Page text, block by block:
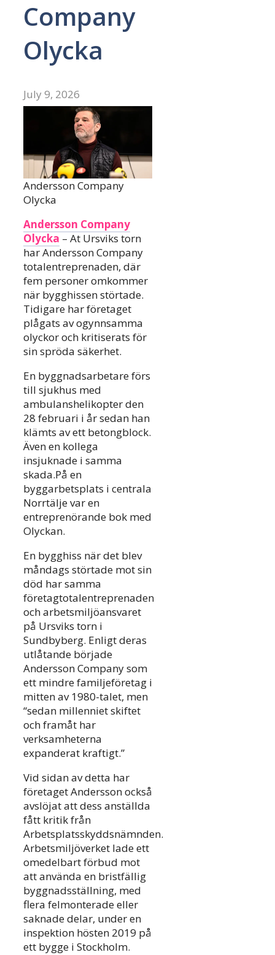
Company
Olycka
July 9, 2026
Andersson Company
Olycka
Andersson Company
Olycka – At Ursviks torn
har Andersson Company
totalentreprenaden, där
fem personer omkommer
när bygghissen störtade.
Tidigare har företaget
plågats av ogynnsamma
olyckor och kritiserats för
sin spröda säkerhet.
En byggnadsarbetare förs
till sjukhus med
ambulanshelikopter den
28 februari i år sedan han
klämts av ett betongblock.
Även en kollega
insjuknade i samma
skada.På en
byggarbetsplats i centrala
Norrtälje var en
entreprenörande bok med
Olyckan.
En bygghiss när det blev
måndags störtade mot sin
död har samma
företagtotalentreprenaden
och arbetsmiljöansvaret
på Ursviks torn i
Sundbyberg. Enligt deras
utlåtande började
Andersson Company som
ett mindre familjeföretag i
mitten av 1980-talet, men
“sedan millenniet skiftet
och framåt har
verksamheterna
expanderat kraftigt.”
Vid sidan av detta har
företaget Andersson också
avslöjat att dess anställda
fått kritik från
Arbetsplatsskyddsnämnden.
Arbetsmiljöverket lade ett
omedelbart förbud mot
att använda en bristfällig
byggnadsställning, med
flera felmonterade eller
saknade delar, under en
inspektion hösten 2019 på
ett bygge i Stockholm.